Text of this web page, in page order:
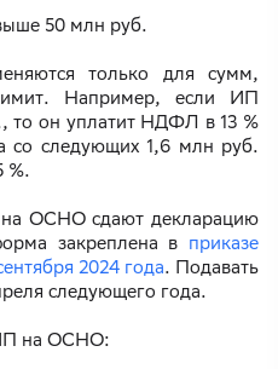
50 млн руб.
только для сумм,
Например, если ИП
то он уплатит НДФЛ в 13 %
следующих 1,6 млн руб.
%.
ОСНО сдают декларацию
закреплена в приказе
2024 года. Подавать
следующего года.
на ОСНО: